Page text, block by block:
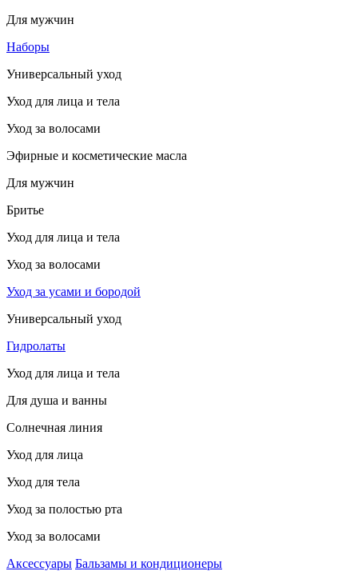
Для мужчин
Наборы
Универсальный уход
Уход для лица и тела
Уход за волосами
Эфирные и косметические масла
Для мужчин
Бритье
Уход для лица и тела
Уход за волосами
Уход за усами и бородой
Универсальный уход
Гидролаты
Уход для лица и тела
Для душа и ванны
Солнечная линия
Уход для лица
Уход для тела
Уход за полостью рта
Уход за волосами
Аксессуары Бальзамы и кондиционеры